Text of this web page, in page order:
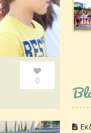
0